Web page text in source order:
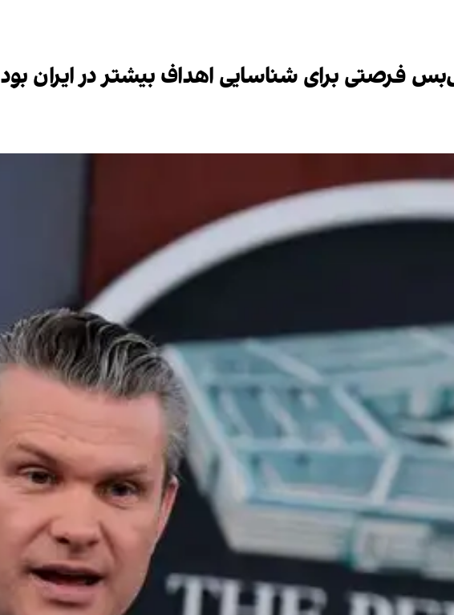
فرصتی برای شناسایی اهداف بیشتر در ایران بود